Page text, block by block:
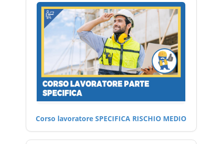
Corso lavoratore SPECIFICA RISCHIO MEDIO